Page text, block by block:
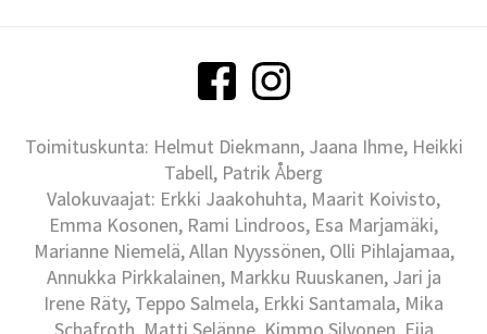
Toimituskunta: Helmut Diekmann, Jaana Ihme, Heikki
Tabell, Patrik Åberg
Valokuvaajat: Erkki Jaakohuhta, Maarit Koivisto,
Emma Kosonen, Rami Lindroos, Esa Marjamäki,
Marianne Niemelä, Allan Nyyssönen, Olli Pihlajamaa,
Annukka Pirkkalainen, Markku Ruuskanen, Jari ja
Irene Räty, Teppo Salmela, Erkki Santamala, Mika